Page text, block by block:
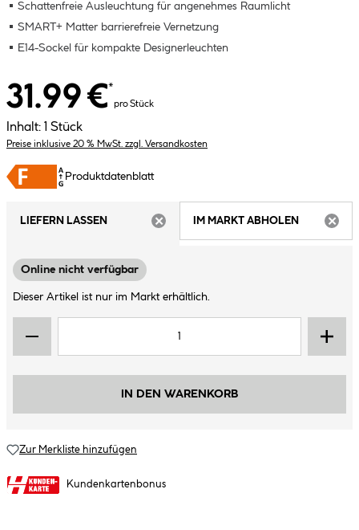
Schattenfreie Ausleuchtung für angenehmes Raumlicht
SMART+ Matter barrierefreie Vernetzung
E14-Sockel für kompakte Designerleuchten
31.99 €*
pro Stück
Inhalt: 1 Stück
Preise inklusive 20 % MwSt. zzgl. Versandkosten
Produktdatenblatt
LIEFERN LASSEN
IM MARKT ABHOLEN
Online nicht verfügbar
Dieser Artikel ist nur im Markt erhältlich.
IN DEN WARENKORB
Zur Merkliste hinzufügen
Kundenkartenbonus